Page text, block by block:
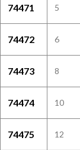
74471 5
74472 6
74473 8
74474 10
74475 12